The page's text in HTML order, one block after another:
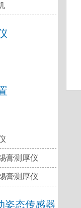
膏测厚仪
膏测厚仪
姿态传感器